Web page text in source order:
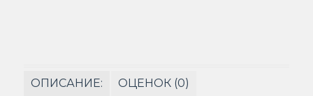
ОПИСАНИЕ:
ОЦЕНОК (0)